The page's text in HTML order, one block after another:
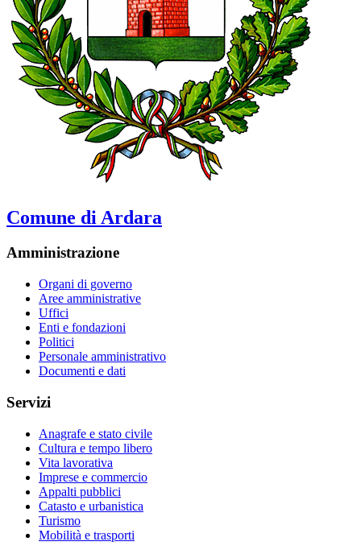
Comune di Ardara
Amministrazione
Organi di governo
Aree amministrative
Uffici
Enti e fondazioni
Politici
Personale amministrativo
Documenti e dati
Servizi
Anagrafe e stato civile
Cultura e tempo libero
Vita lavorativa
Imprese e commercio
Appalti pubblici
Catasto e urbanistica
Turismo
Mobilità e trasporti